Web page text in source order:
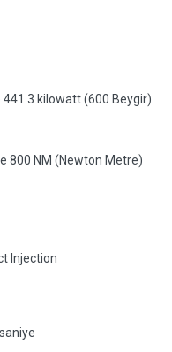
kilowatt (600 Beygir)
800 NM (Newton Metre)
Injection